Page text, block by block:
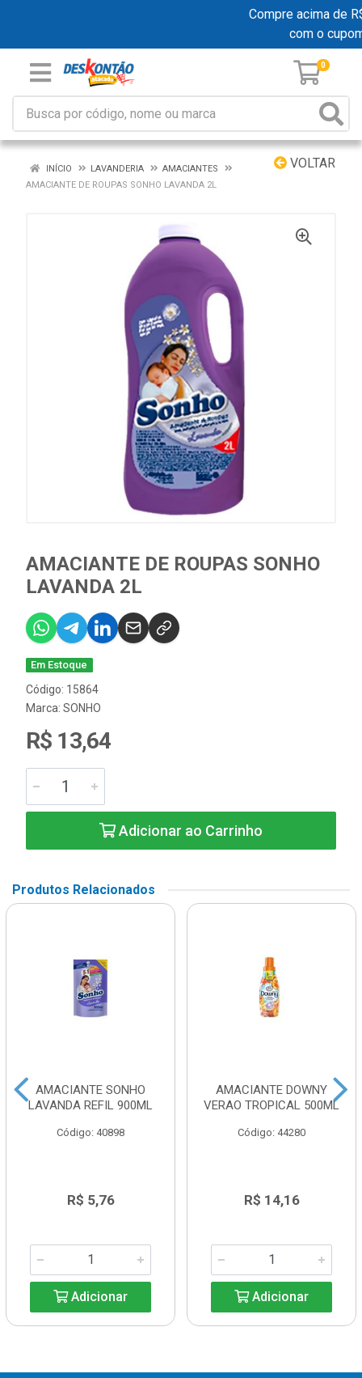
Compre acima de
com o
0
VOLTAR
INÍCIO LAVANDERIA
AMACIANTES
AMACIANTE DE ROUPAS SONHO LAVANDA 2L
AMACIANTE DE ROUPAS SONHO
LAVANDA 2L
Em Estoque
Código: 15864
Marca: SONHO
R$ 13,64
Adicionar ao Carrinho
Produtos Relacionados
AMACIANTE SONHO
LAVANDA REFIL 900ML
Código: 40898
R$ 5,76
Adicionar
AMACIANTE DOWNY
VERAO TROPICAL 500ML
Código: 44280
R$ 14,16
Adicionar